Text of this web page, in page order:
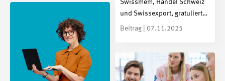
Swissmem, Handel Schweiz
und Swissexport, gratuliert…
Beitrag | 07.11.2025